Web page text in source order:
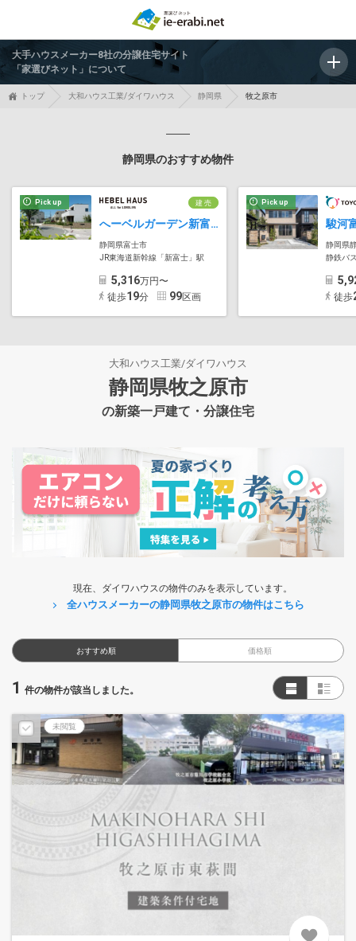
大手ハウスメーカー8社の分譲住宅サイト
「家選びネット」について
トップ 大和ハウス工業/ダイワハウス 静岡県 牧之原市
静岡県のおすすめ物件
Pick up 建 売
へーベルガーデン新富士 あしたの杜
静岡県富士市
JR東海道新幹線「新富士」駅
5,316万円〜
徒歩19分 99区画
Pick up
静岡県
静鉄バス「富
徒歩
大和ハウス工業/ダイワハウス
静岡県牧之原市
の新築一戸建て・分譲住宅
現在、ダイワハウスの物件のみを表示しています。
全ハウスメーカーの静岡県牧之原市の物件はこちら
おすすめ順 価格順
1 件の物件が該当しました。
未閲覧